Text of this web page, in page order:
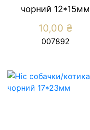
чорний 12*15мм
10,00 ₴
007892